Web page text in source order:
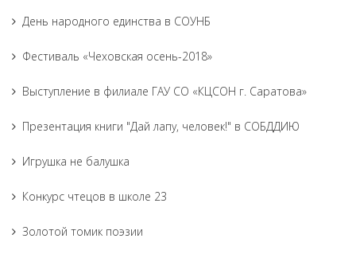
День народного единства в СОУНБ
Фестиваль «Чеховская осень-2018»
Выступление в филиале ГАУ СО «КЦСОН г. Саратова»
Презентация книги "Дай лапу, человек!" в СОБДДИЮ
Игрушка не балушка
Конкурс чтецов в школе 23
Золотой томик поэзии